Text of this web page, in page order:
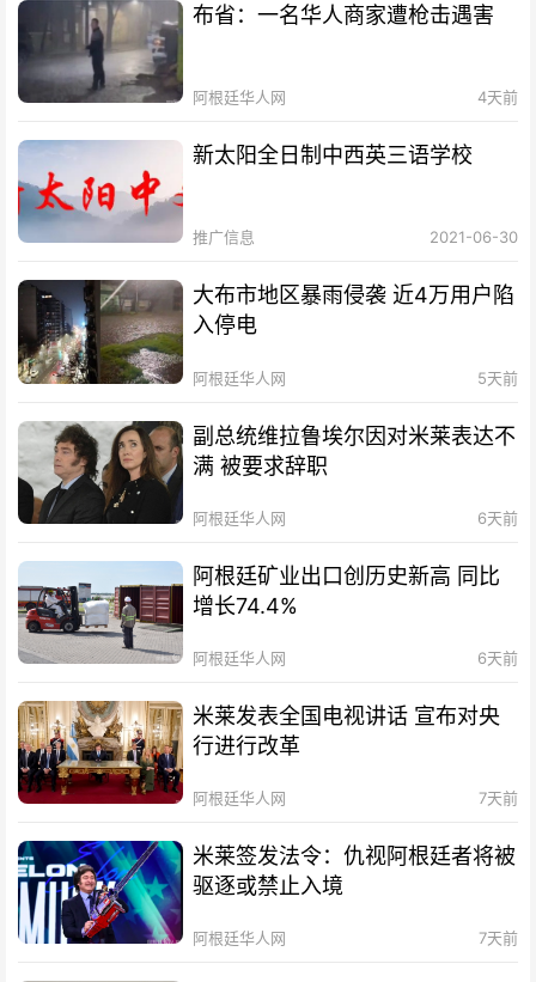
布省：一名华人商家遭枪击遇害
阿根廷华人网 4天前
新太阳全日制中西英三语学校
推广信息 2021-06-30
大布市地区暴雨侵袭 近4万用户陷
入停电
阿根廷华人网 5天前
副总统维拉鲁埃尔因对米莱表达不
满 被要求辞职
阿根廷华人网 6天前
阿根廷矿业出口创历史新高 同比
增长74.4%
阿根廷华人网 6天前
米莱发表全国电视讲话 宣布对央
行进行改革
阿根廷华人网 7天前
米莱签发法令：仇视阿根廷者将被
驱逐或禁止入境
阿根廷华人网 7天前